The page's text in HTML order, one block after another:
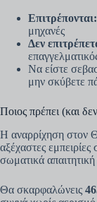
Επιτρέπονται:
μηχανές
Δεν
Να είστε
μην σκύβετε
Ποιος πρέπει (και
Η αναρρίχηση στον
αξέχαστες
σωματικά
Θα σκαρφαλώνεις